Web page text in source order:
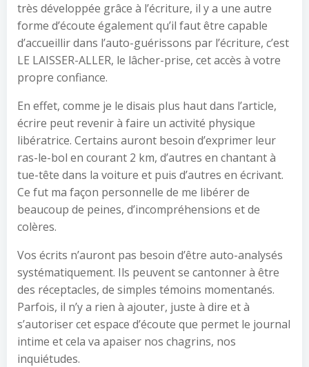
très développée grâce à l’écriture, il y a une autre
forme d’écoute également qu’il faut être capable
d’accueillir dans l’auto-guérissons par l’écriture, c’est
LE LAISSER-ALLER, le lâcher-prise, cet accès à votre
propre confiance.
En effet, comme je le disais plus haut dans l’article,
écrire peut revenir à faire un activité physique
libératrice. Certains auront besoin d’exprimer leur
ras-le-bol en courant 2 km, d’autres en chantant à
tue-tête dans la voiture et puis d’autres en écrivant.
Ce fut ma façon personnelle de me libérer de
beaucoup de peines, d’incompréhensions et de
colères.
Vos écrits n’auront pas besoin d’être auto-analysés
systématiquement. Ils peuvent se cantonner à être
des réceptacles, de simples témoins momentanés.
Parfois, il n’y a rien à ajouter, juste à dire et à
s’autoriser cet espace d’écoute que permet le journal
intime et cela va apaiser nos chagrins, nos
inquiétudes.